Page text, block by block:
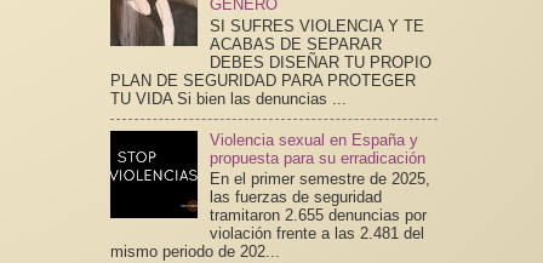
GENERO
SI SUFRES VIOLENCIA Y TE
ACABAS DE SEPARAR
DEBES DISEÑAR TU PROPIO
PLAN DE SEGURIDAD PARA PROTEGER
TU VIDA Si bien las denuncias ...
Violencia sexual en España y
propuesta para su erradicación
En el primer semestre de 2025,
las fuerzas de seguridad
tramitaron 2.655 denuncias por
violación frente a las 2.481 del
mismo periodo de 202...